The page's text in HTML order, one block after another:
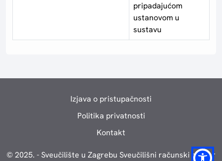
pripadajućom
ustanovom u
sustavu
Izjava o pristupačnosti
Politika privatnosti
Kontakt
© 2025. - Sveučilište u Zagrebu Sveučilišni računski centar